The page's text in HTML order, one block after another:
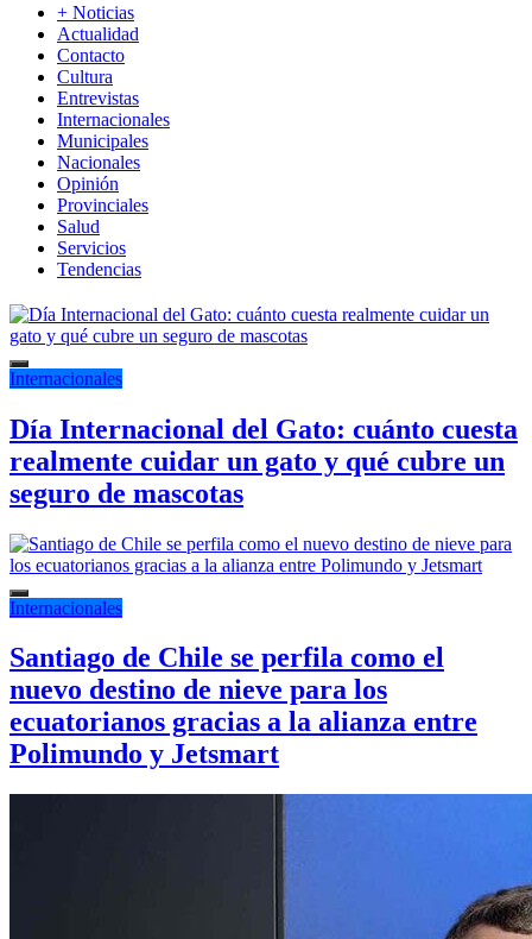
+ Noticias
Actualidad
Contacto
Cultura
Entrevistas
Internacionales
Municipales
Nacionales
Opinión
Provinciales
Salud
Servicios
Tendencias
Internacionales
Día Internacional del Gato: cuánto cuesta
realmente cuidar un gato y qué cubre un
seguro de mascotas
Internacionales
Santiago de Chile se perfila como el
nuevo destino de nieve para los
ecuatorianos gracias a la alianza entre
Polimundo y Jetsmart